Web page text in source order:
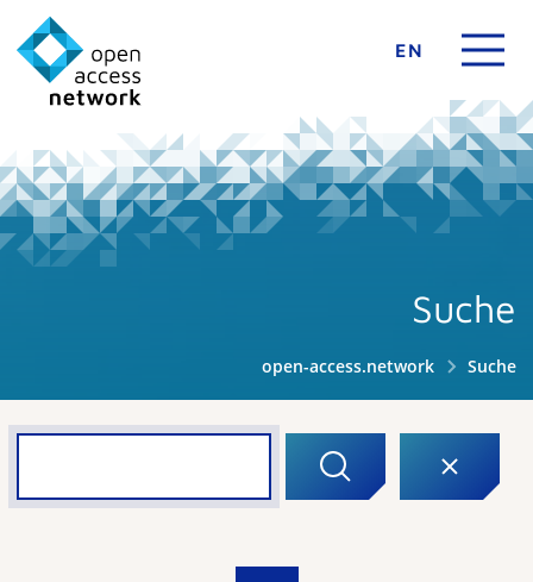
EN
Suche
open-access.network Suche